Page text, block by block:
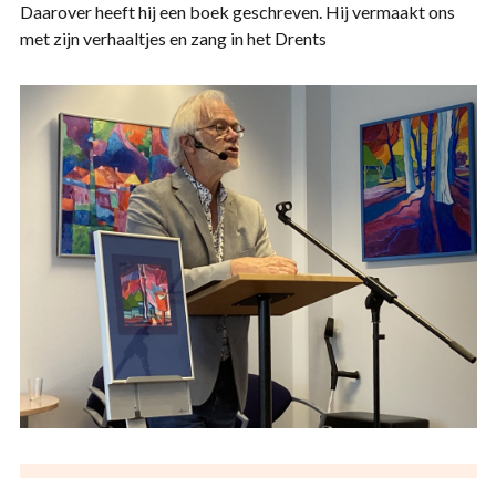
Daarover heeft hij een boek geschreven. Hij vermaakt ons
met zijn verhaaltjes en zang in het Drents